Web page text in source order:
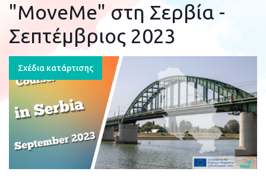
"MoveMe" στη Σερβία -
Σεπτέμβριος 2023
Σχέδια κατάρτισης